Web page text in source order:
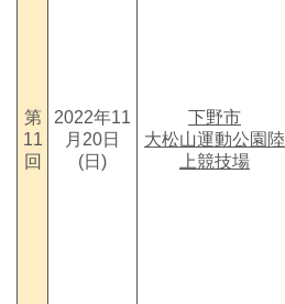
第
11
回
2022年11
月20日
(日)
下野市
大松山運動公園陸
上競技場